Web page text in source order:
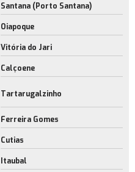
Santana (Porto Santana)
Oiapoque
Vitória do Jari
Calçoene
Tartarugalzinho
Ferreira Gomes
Cutias
Itaubal